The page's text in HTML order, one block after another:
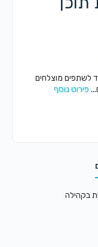
לשתפים מוצלחים
פירוט נוסף
בקהילה